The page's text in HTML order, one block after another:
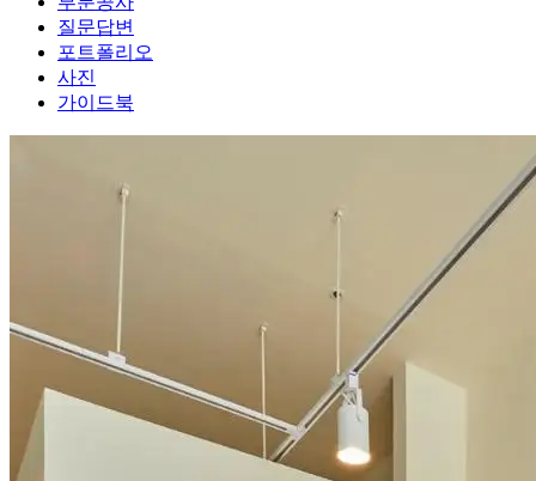
질문답변
포트폴리오
사진
가이드북